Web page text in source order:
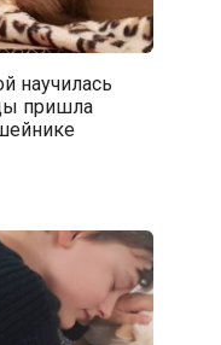
научилась
пришла